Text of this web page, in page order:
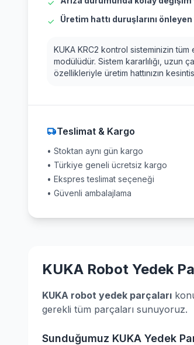
Üretim hattı duruşlarını
KUKA KRC2 kontrol sisteminizin
modülüdür. Sistem kararlılığı, uzun
özellikleriyle üretim hattınızın
Teslimat & Kargo
• Stoktan aynı gün kargo
• Türkiye geneli ücretsiz kargo
• Ekspres teslimat seçeneği
• Güvenli ambalajlama
KUKA Robot Yedek
KUKA robot yedek parçaları
gerekli tüm parçaları sunuyoruz.
Sunduğumuz KUKA Yedek